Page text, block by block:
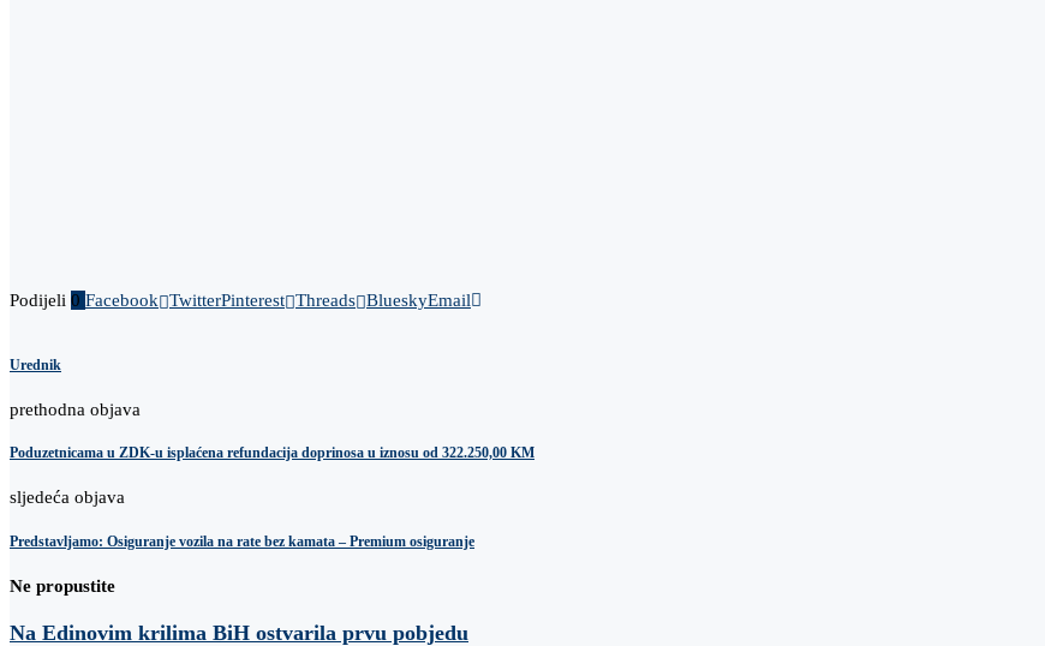
Podijeli 0 Facebook TwitterPinterest Threads BlueskyEmail
Urednik
prethodna objava
Poduzetnicama u ZDK-u isplaćena refundacija doprinosa u iznosu od 322.250,00 KM
sljedeća objava
Predstavljamo: Osiguranje vozila na rate bez kamata – Premium osiguranje
Ne propustite
Na Edinovim krilima BiH ostvarila prvu pobjedu